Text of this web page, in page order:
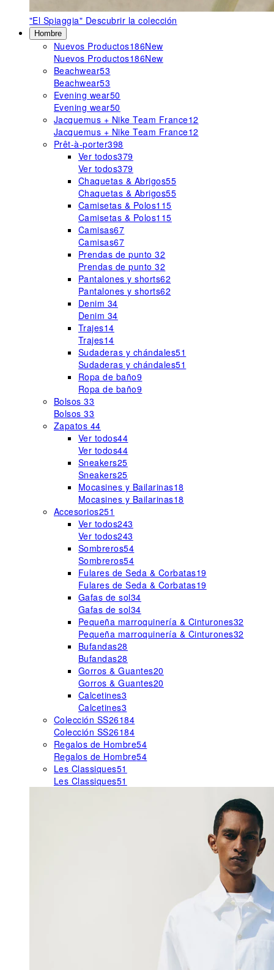
"El Spiaggia" Descubrir la colección
Hombre
Nuevos Productos186New
Nuevos Productos186New
Beachwear53
Beachwear53
Evening wear50
Evening wear50
Jacquemus + Nike Team France12
Jacquemus + Nike Team France12
Prêt-à-porter398
Ver todos379
Ver todos379
Chaquetas & Abrigos55
Chaquetas & Abrigos55
Camisetas & Polos115
Camisetas & Polos115
Camisas67
Camisas67
Prendas de punto32
Prendas de punto32
Pantalones y shorts62
Pantalones y shorts62
Denim 34
Denim 34
Trajes14
Trajes14
Sudaderas y chándales51
Sudaderas y chándales51
Ropa de baño9
Ropa de baño9
Bolsos33
Bolsos33
Zapatos 44
Ver todos44
Ver todos44
Sneakers25
Sneakers25
Mocasines y Bailarinas18
Mocasines y Bailarinas18
Accesorios251
Ver todos243
Ver todos243
Sombreros54
Sombreros54
Fulares de Seda & Corbatas19
Fulares de Seda & Corbatas19
Gafas de sol34
Gafas de sol34
Pequeña marroquinería & Cinturones32
Pequeña marroquinería & Cinturones32
Bufandas28
Bufandas28
Gorros & Guantes20
Gorros & Guantes20
Calcetines3
Calcetines3
Colección SS26184
Colección SS26184
Regalos de Hombre54
Regalos de Hombre54
Les Classiques51
Les Classiques51